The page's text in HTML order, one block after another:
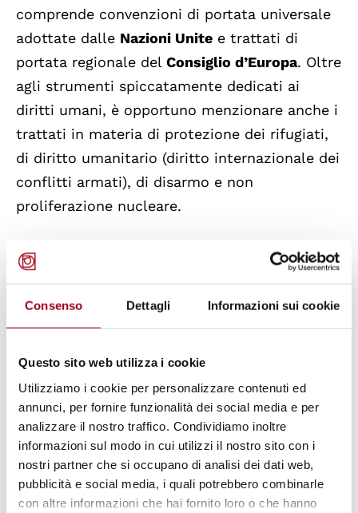
Consenso Dettagli Informazioni sui cookie
Questo sito web utilizza i cookie
Utilizziamo i cookie per personalizzare contenuti ed
annunci, per fornire funzionalità dei social media e per
analizzare il nostro traffico. Condividiamo inoltre
informazioni sul modo in cui utilizzi il nostro sito con i
nostri partner che si occupano di analisi dei dati web,
pubblicità e social media, i quali potrebbero combinarle
con altre informazioni che hai fornito loro o che hanno
comprende convenzioni di portata universale
adottate dalle Nazioni Unite e trattati di
portata regionale del Consiglio d’Europa. Oltre
agli strumenti spiccatamente dedicati ai
diritti umani, è opportuno menzionare anche i
trattati in materia di protezione dei rifugiati,
di diritto umanitario (diritto internazionale dei
conflitti armati), di disarmo e non
proliferazione nucleare.
Queste norme internazionali convenzionali,
dell’Unione Europea e al diritto derivato
dell’Unione, hannoprevalenza sulle norme di
stabilisce infatti che “[l]a potestà legislativa è
esercitata dallo Stato e dalle Regioni nel
rispetto della Costituzione, nonché dei vincoli
derivanti dall'ordinamento comunitario e dagli
obblighi internazionali”. L’eventuale
incompatibilità tra le disposizioni di trattati